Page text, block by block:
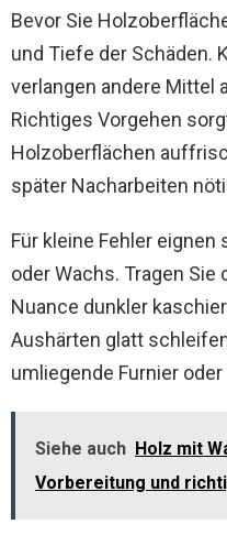
Bevor Sie
und Tiefe der Schäden.
verlangen andere Mittel
Richtiges Vorgehen
Holzoberflächen
später Nacharbeiten
Für kleine Fehler
oder Wachs. Tragen
Nuance dunkler
Aushärten glatt
umliegende Furnier
Siehe auch Holz mit
Vorbereitung und